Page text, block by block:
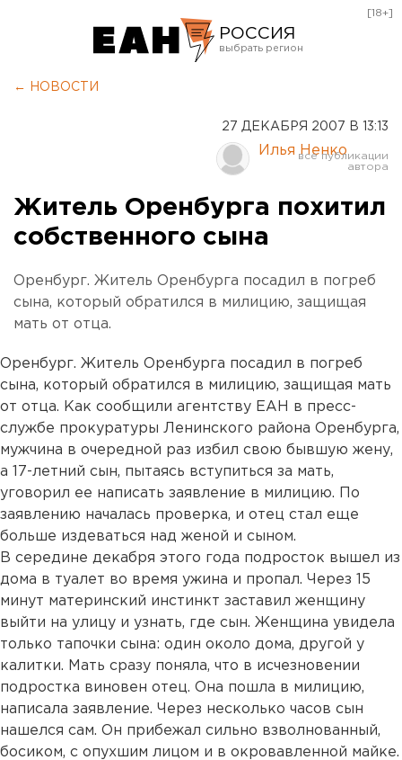
РОССИЯ
Курган
Оренбург
[18+]
← НОВОСТИ
27 ДЕКАБРЯ 2007 В 13:13
Илья Ненко
Житель Оренбурга похитил
собственного сына
Оренбург. Житель Оренбурга посадил в погреб
сына, который обратился в милицию, защищая
мать от отца.
Оренбург. Житель Оренбурга посадил в погреб
сына, который обратился в милицию, защищая мать
от отца. Как сообщили агентству ЕАН в пресс-
службе прокуратуры Ленинского района Оренбурга,
мужчина в очередной раз избил свою бывшую жену,
а 17-летний сын, пытаясь вступиться за мать,
уговорил ее написать заявление в милицию. По
заявлению началась проверка, и отец стал еще
больше издеваться над женой и сыном.
В середине декабря этого года подросток вышел из
дома в туалет во время ужина и пропал. Через 15
минут материнский инстинкт заставил женщину
выйти на улицу и узнать, где сын. Женщина увидела
только тапочки сына: один около дома, другой у
калитки. Мать сразу поняла, что в исчезновении
подростка виновен отец. Она пошла в милицию,
написала заявление. Через несколько часов сын
нашелся сам. Он прибежал сильно взволнованный,
босиком, с опухшим лицом и в окровавленной майке.